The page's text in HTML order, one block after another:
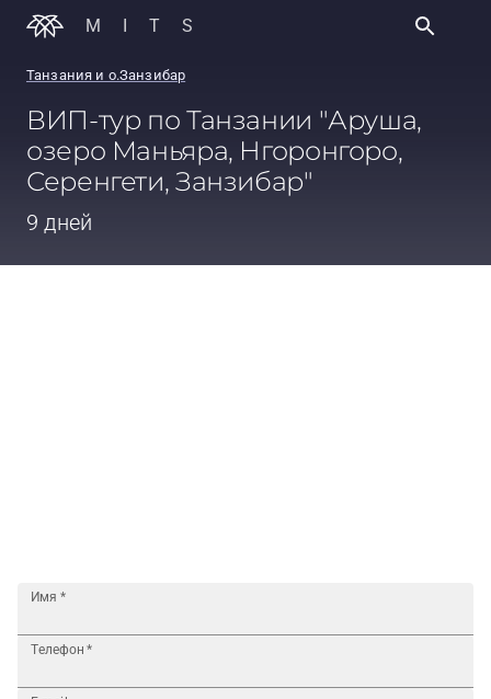
MITS
Танзания и о.Занзибар
ВИП-тур по Танзании "Аруша,
озеро Маньяра, Нгоронгоро,
Серенгети, Занзибар"
9 дней
Имя *
Телефон *